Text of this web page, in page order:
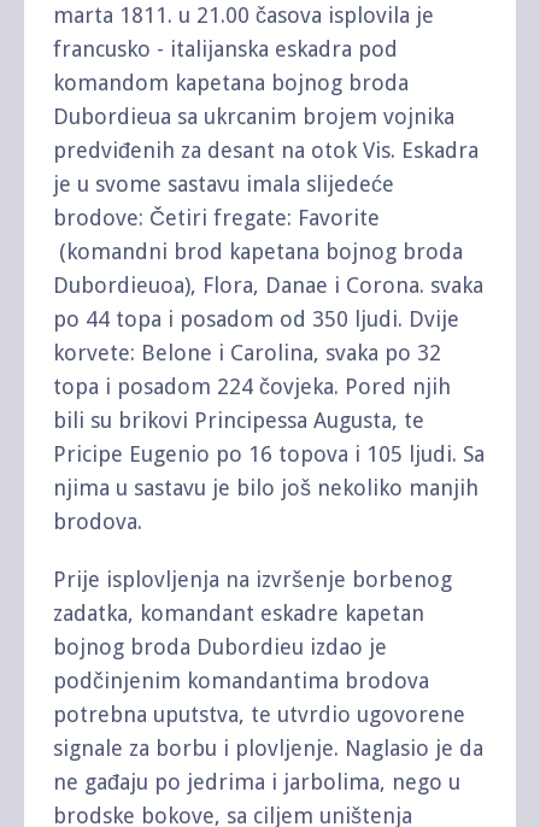
marta 1811. u 21.00 časova isplovila je
francusko - italijanska eskadra pod
komandom kapetana bojnog broda
Dubordieua sa ukrcanim brojem vojnika
predviđenih za desant na otok Vis. Eskadra
je u svome sastavu imala slijedeće
brodove: Četiri fregate: Favorite
(komandni brod kapetana bojnog broda
Dubordieuoa), Flora, Danae i Corona. svaka
po 44 topa i posadom od 350 ljudi. Dvije
korvete: Belone i Carolina, svaka po 32
topa i posadom 224 čovjeka. Pored njih
bili su brikovi Principessa Augusta, te
Pricipe Eugenio po 16 topova i 105 ljudi. Sa
njima u sastavu je bilo još nekoliko manjih
brodova.
Prije isplovljenja na izvršenje borbenog
zadatka, komandant eskadre kapetan
bojnog broda Dubordieu izdao je
podčinjenim komandantima brodova
potrebna uputstva, te utvrdio ugovorene
signale za borbu i plovljenje. Naglasio je da
ne gađaju po jedrima i jarbolima, nego u
brodske bokove, sa ciljem uništenja